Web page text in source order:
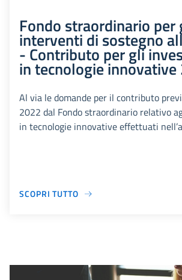
Fondo straordinario per
interventi di sostegno
- Contributo per gli
in tecnologie
Al via le domande per il contributo
2022 dal Fondo straordinario relativo
in tecnologie innovative effettuati
SCOPRI TUTTO